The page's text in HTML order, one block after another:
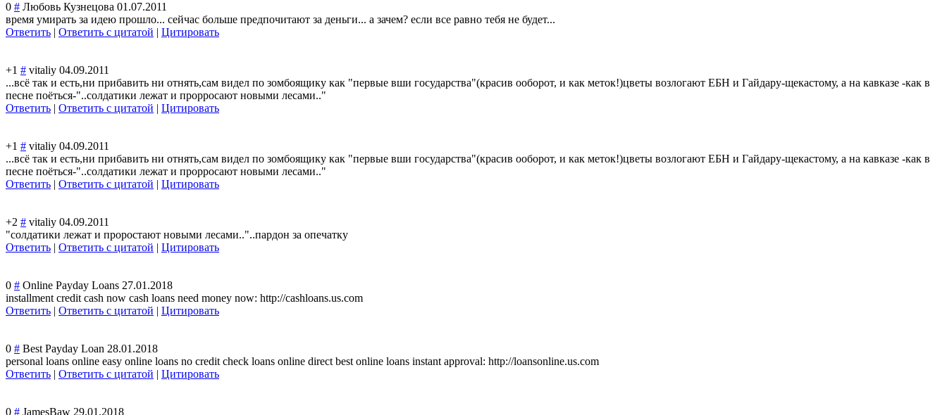
0 # Любовь Кузнецова 01.07.2011
время умирать за идею прошло... сейчас больше предпочитают за деньги... а зачем? если все равно тебя не будет...
Ответить | Ответить с цитатой | Цитировать
+1 # vitaliy 04.09.2011
...всё так и есть,ни прибавить ни отнять,сам видел по зомбоящику как "первые вши государства"(красив ооборот, и как меток!)цветы возлогают ЕБН и Гайдару-щекастому, а на кавказе -как в
песне поёться-"..солдатики лежат и прорросают новыми лесами.."
Ответить | Ответить с цитатой | Цитировать
+1 # vitaliy 04.09.2011
...всё так и есть,ни прибавить ни отнять,сам видел по зомбоящику как "первые вши государства"(красив ооборот, и как меток!)цветы возлогают ЕБН и Гайдару-щекастому, а на кавказе -как в
песне поёться-"..солдатики лежат и прорросают новыми лесами.."
Ответить | Ответить с цитатой | Цитировать
+2 # vitaliy 04.09.2011
"солдатики лежат и проростают новыми лесами.."..пардон за опечатку
Ответить | Ответить с цитатой | Цитировать
0 # Online Payday Loans 27.01.2018
installment credit cash now cash loans need money now: http://cashloans.us.com
Ответить | Ответить с цитатой | Цитировать
0 # Best Payday Loan 28.01.2018
personal loans online easy online loans no credit check loans online direct best online loans instant approval: http://loansonline.us.com
Ответить | Ответить с цитатой | Цитировать
0 # JamesBaw 29.01.2018